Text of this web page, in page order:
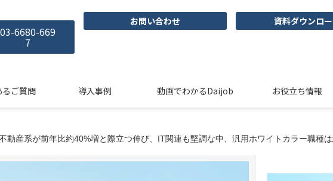
03-6680-669
7
お問い合わせ 資料ダウンロ
るご質問 導入事例 動画でわかるDaijob お役立ち情報
動産系が前年比約40%増と際立つ伸び、IT関連も堅調な中、汎用ホワイトカラー職種